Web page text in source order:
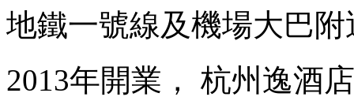
地鐵一號線及機場大巴附
2013年開業， 杭州逸